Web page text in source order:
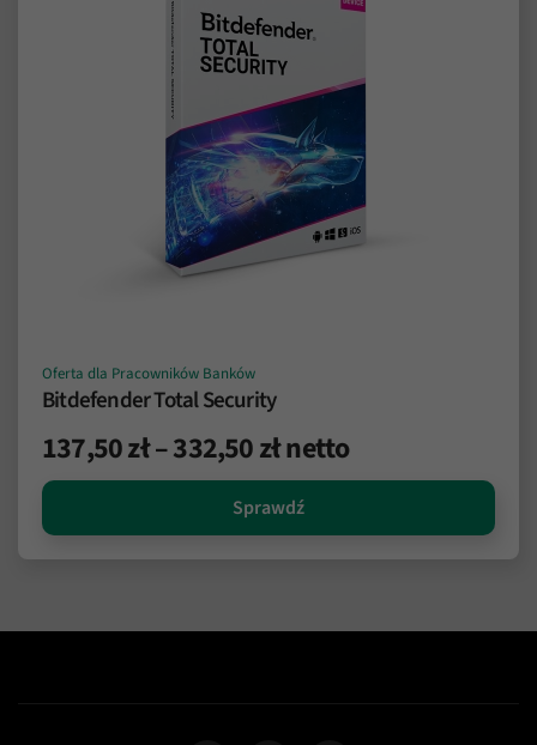
Oferta dla Pracowników Banków
Bitdefender Total Security
137,50zł–332,50złZakres
cen:
od
332,50 zł
netto
Sprawdź